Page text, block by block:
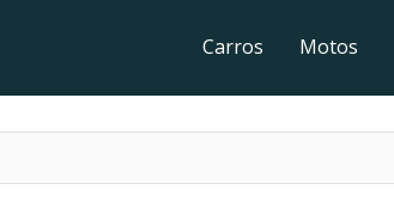
Carros Motos